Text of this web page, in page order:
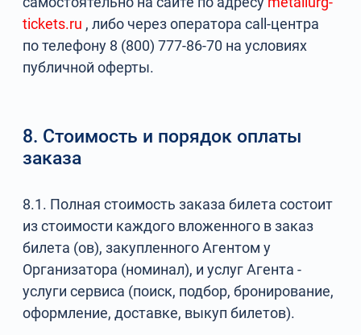
tickets.ru , либо через оператора call-центра
по телефону 8 (800) 777-86-70 на условиях
публичной оферты.
8. Стоимость и порядок оплаты
заказа
8.1. Полная стоимость заказа билета состоит
из стоимости каждого вложенного в заказ
билета (ов), закупленного Агентом у
Организатора (номинал), и услуг Агента -
услуги сервиса (поиск, подбор, бронирование,
оформление, доставке, выкуп билетов).